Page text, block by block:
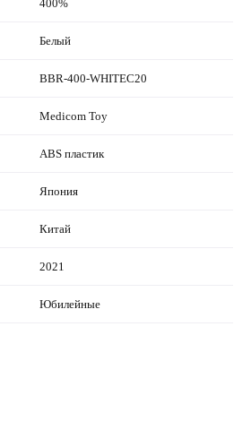
400%
Белый
BBR-400-WHITEC20
Medicom Toy
ABS пластик
Япония
Китай
2021
Юбилейные